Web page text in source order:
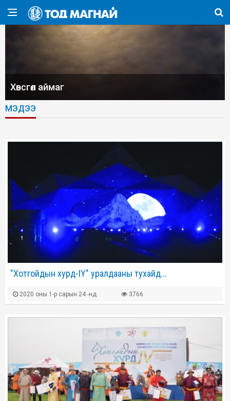
Хөвсгөл аймаг
МЭДЭЭ
"Хотгойдын хурд-IY" уралдааны тухайд...
2020 оны 1-р сарын 24 -нд 3766